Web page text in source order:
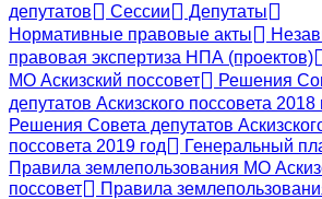
депутатов
Сессии
Депутаты
Нормативные правовые акты
правовая экспертиза НПА (проектов)
МО Аскизский поссовет
Решения
депутатов Аскизского поссовета 2018
Решения Совета депутатов
поссовета 2019 год
Генеральный
Правила землепользования МО
поссовет
Правила